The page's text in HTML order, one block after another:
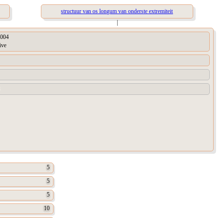
structuur van os longum van onderste extremiteit
|
5
5
5
10